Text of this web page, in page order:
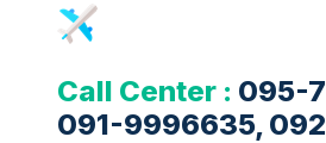
Call Center : 095-
091-9996635,